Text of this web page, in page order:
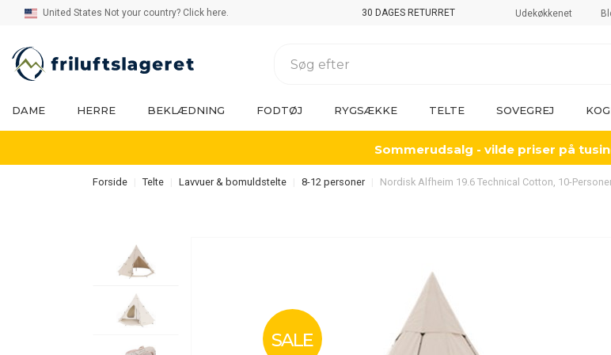
United States Not your country? Click here. 30 DAGES RETURRET Udekøkkenet
DAME HERRE BEKLÆDNING FODTØJ RYGSÆKKE TELTE SOVEGREJ
Sommerudsalg - vilde priser på
Forside Telte Lavvuer & bomuldstelte 8-12 personer Nordisk Alfheim 19.6 Technical Cotton, 10-
SALE